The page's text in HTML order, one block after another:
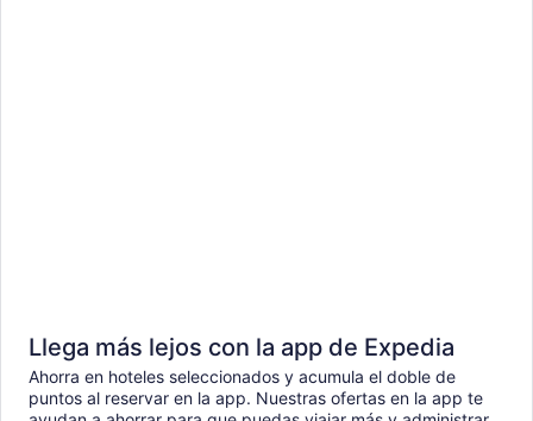
Llega más lejos con la app de Expedia
Ahorra en hoteles seleccionados y acumula el doble de
puntos al reservar en la app. Nuestras ofertas en la app te